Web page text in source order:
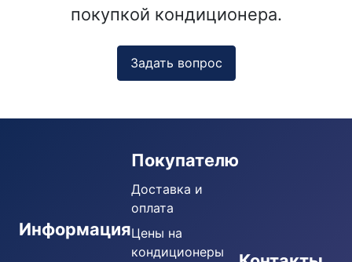
покупкой кондиционера.
Задать вопрос
Информация
Покупателю
Доставка и
оплата
Цены на
кондиционеры